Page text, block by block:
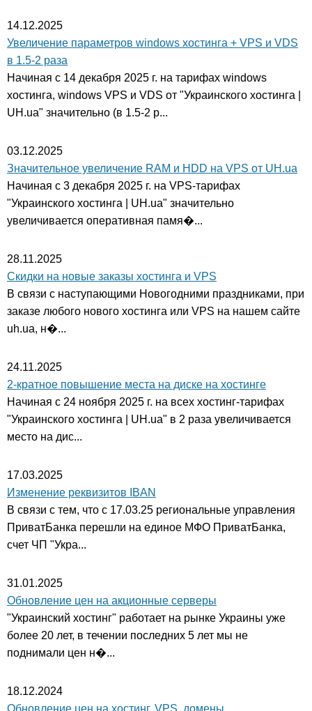
14.12.2025
Увеличение параметров windows хостинга + VPS и VDS
в 1.5-2 раза
Начиная с 14 декабря 2025 г. на тарифах windows
хостинга, windows VPS и VDS от "Украинского хостинга |
UH.ua" значительно (в 1.5-2 р...
03.12.2025
Значительное увеличение RAM и HDD на VPS от UH.ua
Начиная с 3 декабря 2025 г. на VPS-тарифах
"Украинского хостинга | UH.ua" значительно
увеличивается оперативная памя�...
28.11.2025
Скидки на новые заказы хостинга и VPS
В связи с наступающими Новогодними праздниками, при
заказе любого нового хостинга или VPS на нашем сайте
uh.ua, н�...
24.11.2025
2-кратное повышение места на диске на хостинге
Начиная с 24 ноября 2025 г. на всех хостинг-тарифах
"Украинского хостинга | UH.ua" в 2 раза увеличивается
место на дис...
17.03.2025
Изменение реквизитов IBAN
В связи с тем, что с 17.03.25 региональные управления
ПриватБанка перешли на единое МФО ПриватБанка,
счет ЧП "Укра...
31.01.2025
Обновление цен на акционные серверы
"Украинский хостинг" работает на рынке Украины уже
более 20 лет, в течении последних 5 лет мы не
поднимали цен н�...
18.12.2024
Обновление цен на хостинг, VPS, домены